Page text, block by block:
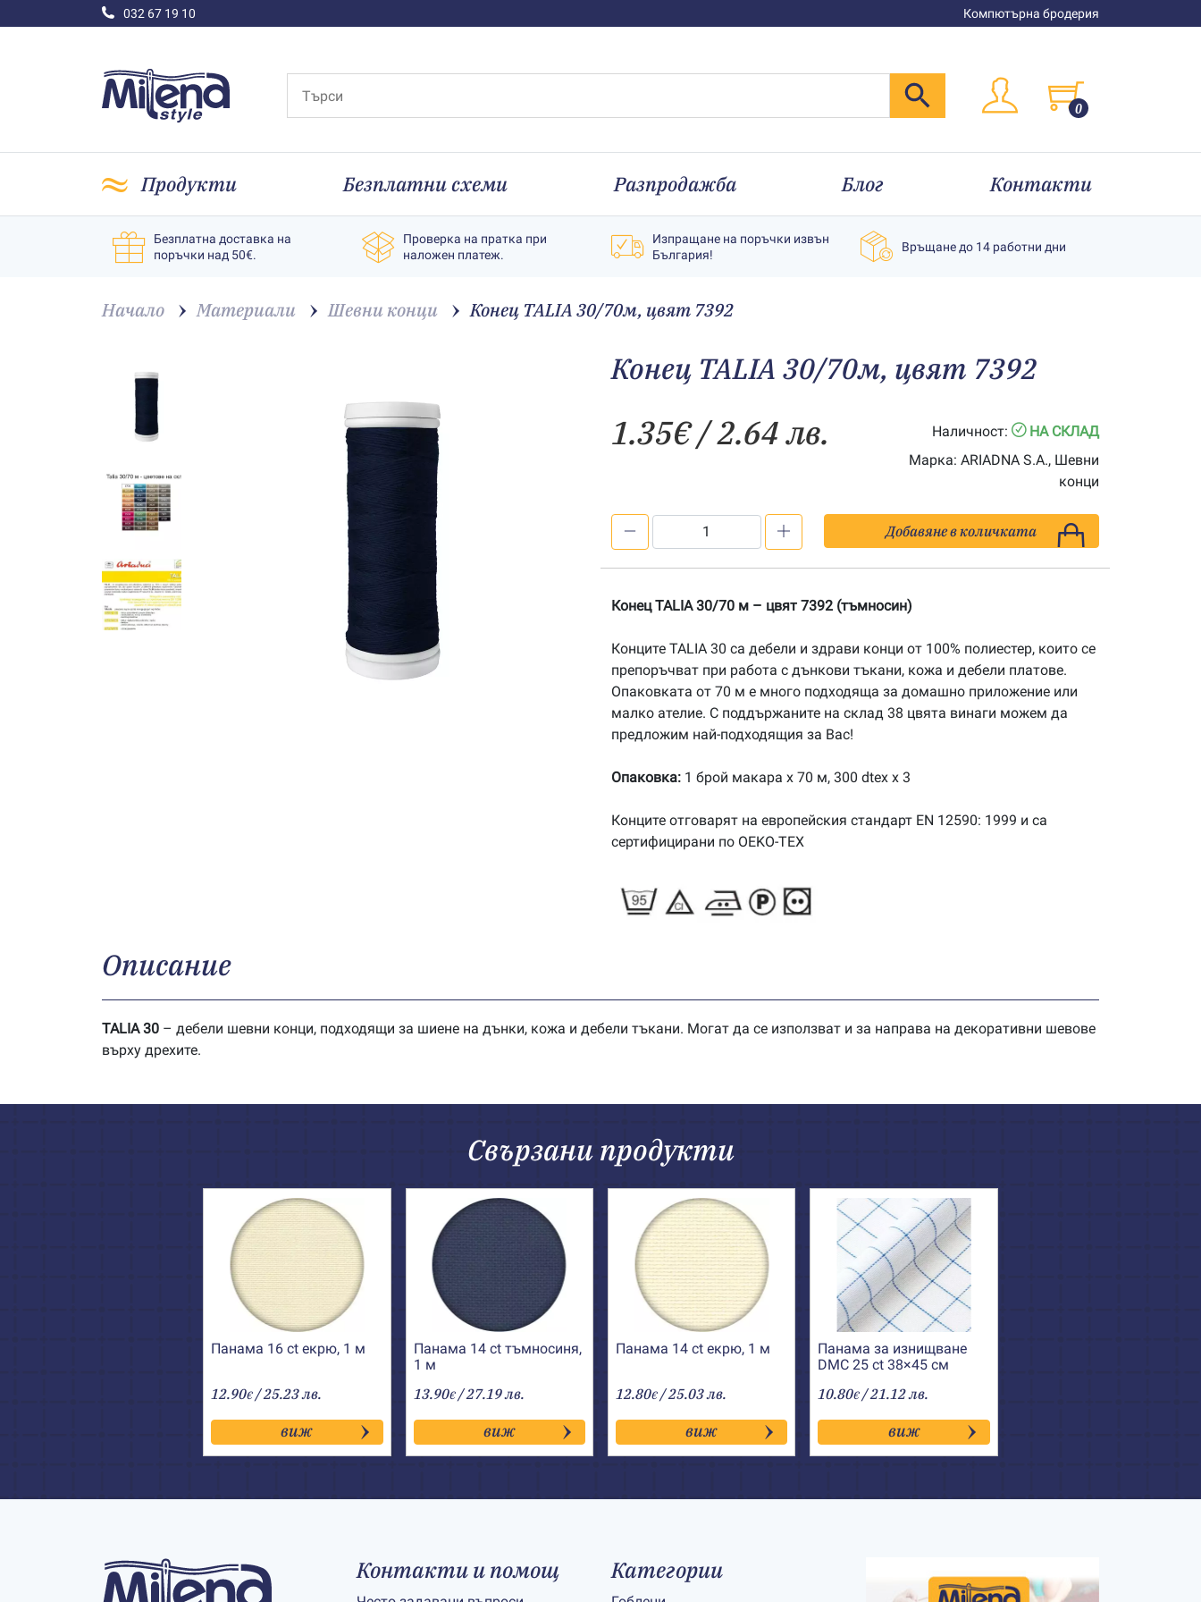
032 67 19 10 Компютърна бродерия
0
Продукти Безплатни схеми Разпродажба Блог Контакти
Безплатна доставка на
поръчки над 50€.
Проверка на пратка при
наложен платеж.
Изпращане на поръчки извън
България!
Връщане до 14 работни дни
Начало Материали Шевни конци Конец TALIA 30/70м, цвят 7392
Конец TALIA 30/70м, цвят 7392
1.35€/ 2.64 лв. Наличност:
НА СКЛАД
Марка: ARIADNA S.A., Шевни
конци
TALIA
цвят
7392
Добавяне в количката
Конец TALIA 30/70 м – цвят 7392 (тъмносин)
Конците TALIA 30 са дебели и здрави конци от 100% полиестер, които се
препоръчват при работа с дънкови тъкани, кожа и дебели платове.
Опаковката от 70 м е много подходяща за домашно приложение или
малко ателие. С поддържаните на склад 38 цвята винаги можем да
предложим най-подходящия за Вас!
Опаковка: 1 брой макара х 70 м, 300 dtex x 3
Конците отговарят на европейския стандарт EN 12590: 1999 и са
сертифицирани по OEKO-TEX
Описание
TALIA 30 – дебели шевни конци, подходящи за шиене на дънки, кожа и дебели тъкани. Могат да се използват и за направа на декоративни шевове
върху дрехите.
Свързани продукти
Панама 16 ct екрю, 1 м
12.90€ / 25.23 лв.
виж
Панама 14 ct тъмносиня,
1 м
13.90€/ 27.19 лв.
виж
Панама 14 ct екрю, 1 м
12.80€ / 25.03 лв.
виж
Панама за изнищване
DMC 25 ct 38×45 см
10.80€ / 21.12 лв.
виж
Контакти и помощ Категории